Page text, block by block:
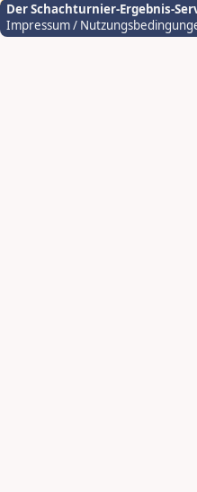
Der Schachturnier-Ergebnis-
Impressum /